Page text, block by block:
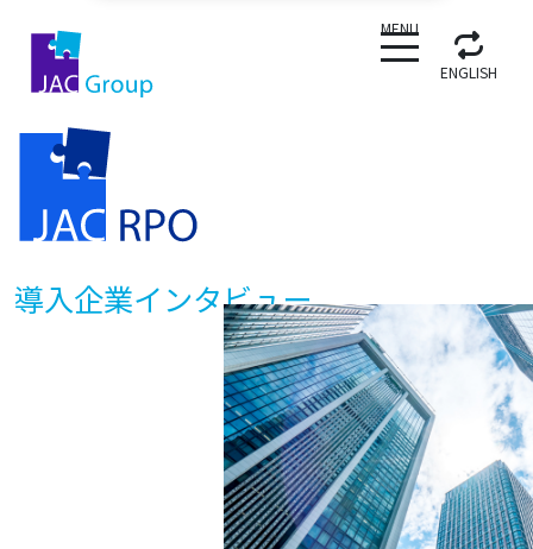
MENU
ENGLISH
導入企業インタビュー